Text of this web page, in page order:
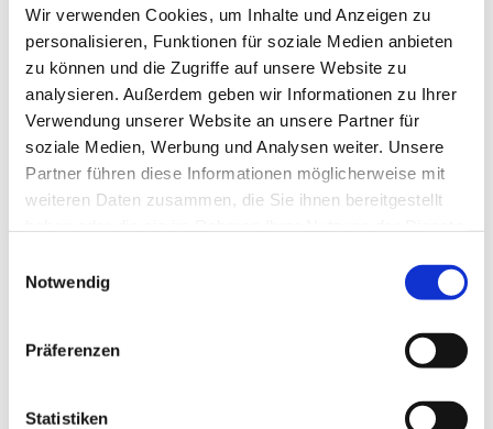
Wir verwenden Cookies, um Inhalte und Anzeigen zu
personalisieren, Funktionen für soziale Medien anbieten
zu können und die Zugriffe auf unsere Website zu
analysieren. Außerdem geben wir Informationen zu Ihrer
Verwendung unserer Website an unsere Partner für
soziale Medien, Werbung und Analysen weiter. Unsere
Partner führen diese Informationen möglicherweise mit
weiteren Daten zusammen, die Sie ihnen bereitgestellt
Notwendig
Präferenzen
Statistiken
Bitte teilen Sie uns mit, wenn wir etwas verbessern
können.
homepage@stadtpfarrei-oberhausen.de.
Was können Sie tun, wenn Sie
Probleme haben?
Wenn Sie Probleme mit der Website haben, melden
Wir lernen aus Ihren Fragen.
Kontakt
oberhausen.de